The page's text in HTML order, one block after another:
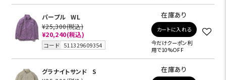
パープル
WL
¥25,300(税込)
¥20,240(税込)
コード 511329609354
在庫あり
カートに入れる
今だけクーポン利
用で10%OFF
グラナイトサンド
S
在庫あり